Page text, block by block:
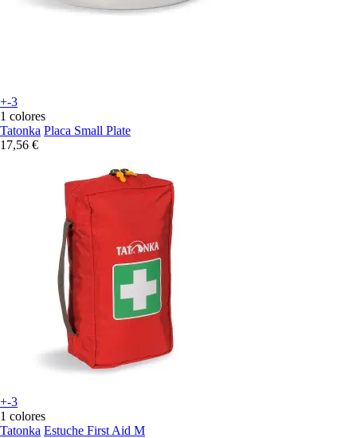
+-3
1 colores
Tatonka Placa Small Plate
17,56 €
+-3
1 colores
Tatonka Estuche First Aid M